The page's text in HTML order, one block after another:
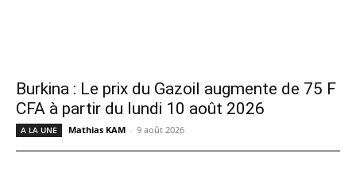
Burkina : Le prix du Gazoil augmente de 75 F
CFA à partir du lundi 10 août 2026
A LA UNE Mathias KAM - 9 août 2026